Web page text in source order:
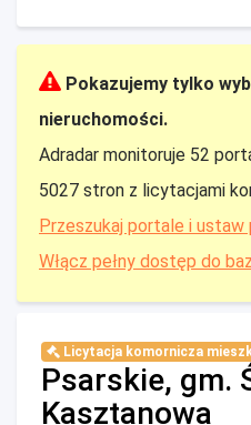
Pokazujemy tylko
nieruchomości.
Adradar monitoruje 52
5027 stron z licytacjami
Przeszukaj portale i ustaw
Włącz pełny dostęp do
Licytacja komornicza
Psarskie, gm.
Kasztanowa